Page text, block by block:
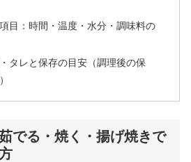
目：時間・温度・水分・調味料の
タレと保存の目安（調理後の保
でる・焼く・揚げ焼きで